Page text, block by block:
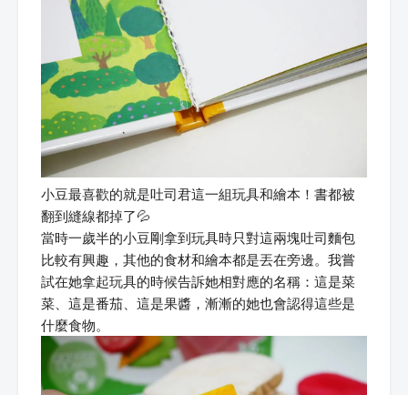
小豆最喜歡的就是吐司君這一組玩具和繪本！書都被
翻到縫線都掉了💦
當時一歲半的小豆剛拿到玩具時只對這兩塊吐司麵包
比較有興趣，其他的食材和繪本都是丟在旁邊。我嘗
試在她拿起玩具的時候告訴她相對應的名稱：這是菜
菜、這是番茄、這是果醬，漸漸的她也會認得這些是
什麼食物。